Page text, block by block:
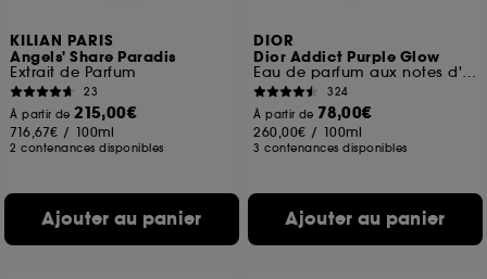
KILIAN PARIS
Angels' Share Paradis
Extrait de Parfum
23
À partir de215,00€
716,67€ / 100ml
2 contenances disponibles
Ajouter au panier
DIOR
Dior Addict Purple Glow
Eau de parfum aux notes d'iris et de framboise
324
À partir de 78,00€
260,00€ / 100ml
3 contenances disponibles
Ajouter au panier